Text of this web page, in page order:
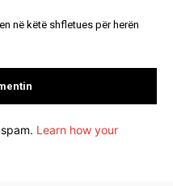
në këtë shfletues për herën
Learn how your